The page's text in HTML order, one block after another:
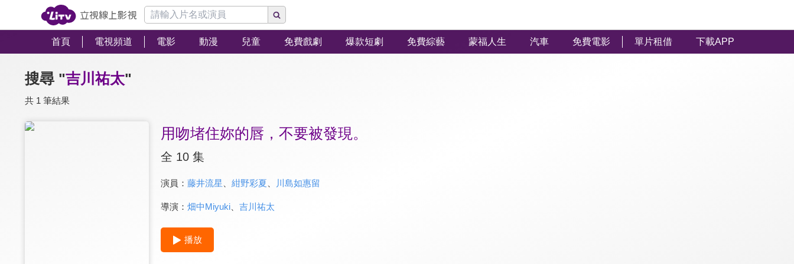
首頁 電視頻道 電影 動漫 兒童 免費戲劇 爆款短劇 免費綜藝 蒙福人生 汽車 免費電影 單片租借 下載APP
搜尋 "吉川祐太"
共 1 筆結果
用吻堵住妳的唇，不要被發現。
全 10 集
演員： 藤井流星 紺野彩夏 川島如惠留
導演： 畑中Miyuki、 吉川祐太
播放